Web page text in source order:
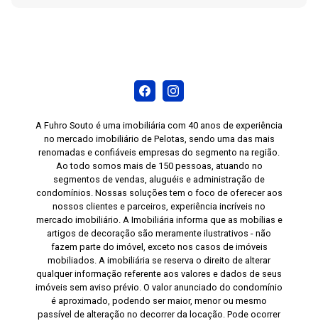
A Fuhro Souto é uma imobiliária com 40 anos de experiência
no mercado imobiliário de Pelotas, sendo uma das mais
renomadas e confiáveis empresas do segmento na região.
Ao todo somos mais de 150 pessoas, atuando no
segmentos de vendas, aluguéis e administração de
condomínios. Nossas soluções tem o foco de oferecer aos
nossos clientes e parceiros, experiência incríveis no
mercado imobiliário. A Imobiliária informa que as mobílias e
artigos de decoração são meramente ilustrativos - não
fazem parte do imóvel, exceto nos casos de imóveis
mobiliados. A imobiliária se reserva o direito de alterar
qualquer informação referente aos valores e dados de seus
imóveis sem aviso prévio. O valor anunciado do condomínio
é aproximado, podendo ser maior, menor ou mesmo
passível de alteração no decorrer da locação. Pode ocorrer